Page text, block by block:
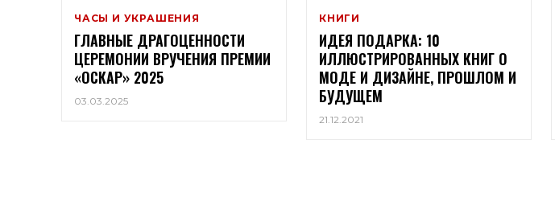
ЧАСЫ И УКРАШЕНИЯ
ГЛАВНЫЕ ДРАГОЦЕННОСТИ
ЦЕРЕМОНИИ ВРУЧЕНИЯ ПРЕМИИ
«ОСКАР» 2025
03.03.2025
КНИГИ
ИДЕЯ ПОДАРКА: 10
ИЛЛЮСТРИРОВАННЫХ КНИГ О
МОДЕ И ДИЗАЙНЕ, ПРОШЛОМ И
БУДУЩЕМ
21.12.2021